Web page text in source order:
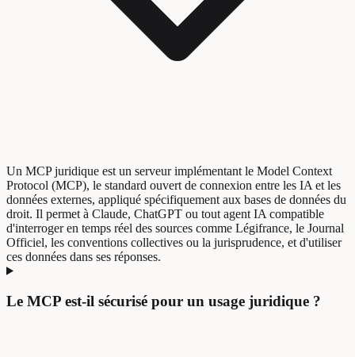
Un MCP juridique est un serveur implémentant le Model Context
Protocol (MCP), le standard ouvert de connexion entre les IA et les
données externes, appliqué spécifiquement aux bases de données du
droit. Il permet à Claude, ChatGPT ou tout agent IA compatible
d'interroger en temps réel des sources comme Légifrance, le Journal
Officiel, les conventions collectives ou la jurisprudence, et d'utiliser
ces données dans ses réponses.
Le MCP est-il sécurisé pour un usage juridique ?